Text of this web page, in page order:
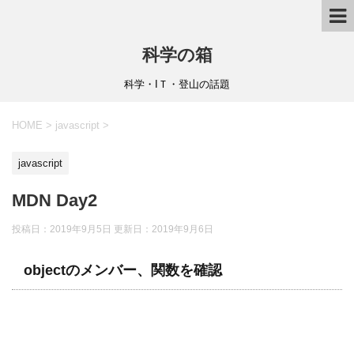
科学の箱
科学・IＴ・登山の話題
HOME > javascript >
javascript
MDN Day2
投稿日：2019年9月5日 更新日： 2019年9月6日
objectのメンバー、関数を確認